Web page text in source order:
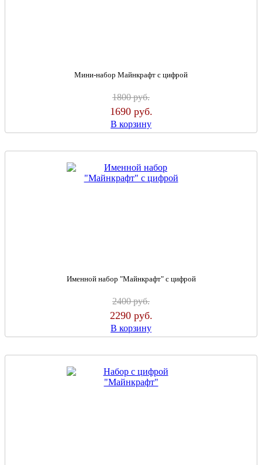
Мини-набор Майнкрафт с цифрой
1800руб.
1690 руб.
В корзину
Именной набор "Майнкрафт" с цифрой
2400руб.
2290 руб.
В корзину